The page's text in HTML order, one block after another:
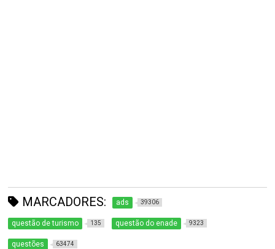
MARCADORES: ads 39306
questão de turismo 135 questão do enade 9323
questões 63474